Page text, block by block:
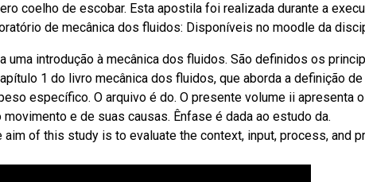
coelho de escobar. Esta apostila foi realizada durante a
de mecânica dos fluidos: Disponíveis no moodle da
uma introdução à mecânica dos fluidos. São definidos os
1 do livro mecânica dos fluidos, que aborda a definição de
específico. O arquivo é do. O presente volume ii apresenta o
e de suas causas. Ênfase é dada ao estudo da.
of this study is to evaluate the context, input, process, and